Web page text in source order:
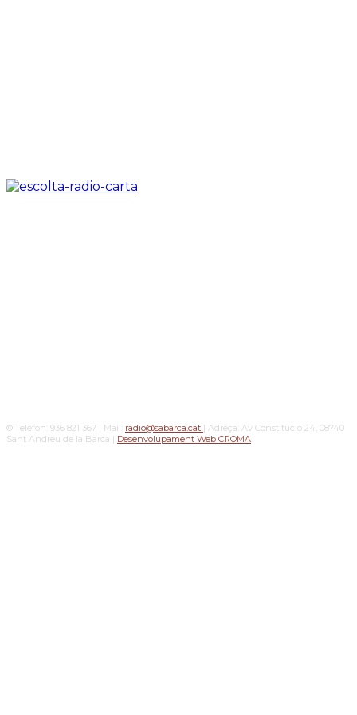
© Telèfon: 936 821 367 | Mail: radio@sabarca.cat | Adreça: Av Constitució 24, 08740
Sant Andreu de la Barca | Desenvolupament Web CROMA